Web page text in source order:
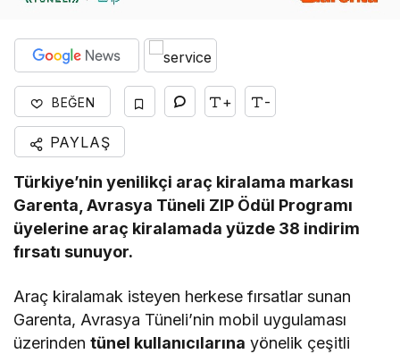
BEĞEN + -
PAYLAŞ
Türkiye’nin yenilikçi araç kiralama markası
Garenta, Avrasya Tüneli ZIP Ödül Programı
üyelerine araç kiralamada yüzde 38 indirim
fırsatı sunuyor.
Araç kiralamak isteyen herkese fırsatlar sunan
Garenta, Avrasya Tüneli’nin mobil uygulaması
üzerindentünel kullanıcılarına yönelik çeşitli